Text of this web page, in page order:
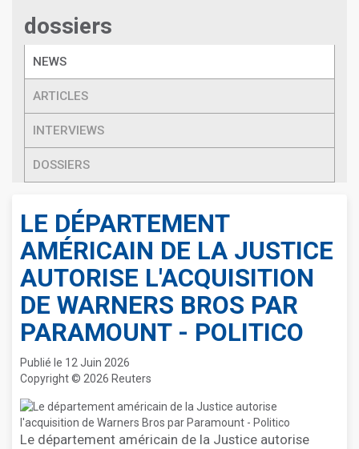
dossiers
NEWS
ARTICLES
INTERVIEWS
DOSSIERS
LE DÉPARTEMENT
AMÉRICAIN DE LA JUSTICE
AUTORISE L'ACQUISITION
DE WARNERS BROS PAR
PARAMOUNT - POLITICO
Publié le 12 Juin 2026
Copyright © 2026 Reuters
Le département américain de la Justice autorise